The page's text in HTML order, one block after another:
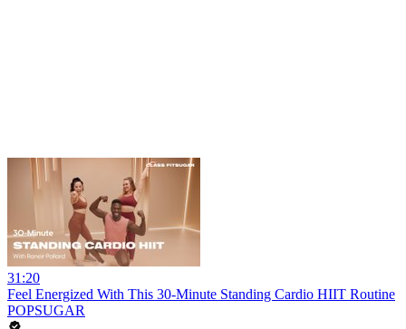
31:20
Feel Energized With This 30-Minute Standing Cardio HIIT Routine
POPSUGAR